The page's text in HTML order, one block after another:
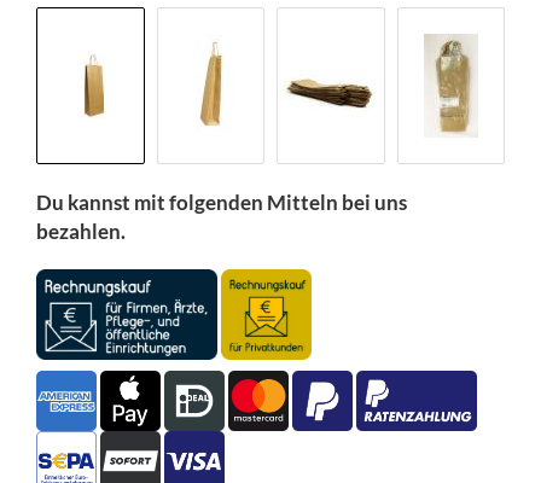
Du kannst mit folgenden Mitteln bei uns
bezahlen.